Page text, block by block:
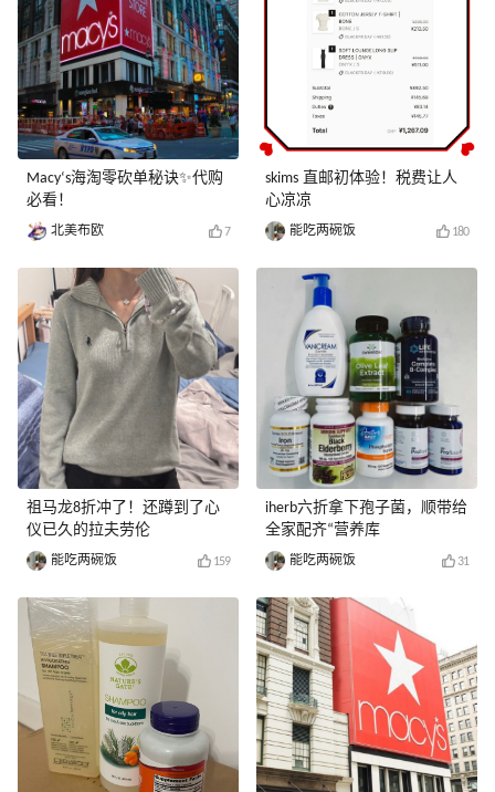
Macy‘s海淘零砍单秘诀✨代购
必看！
北美布欧 7
祖马龙8折冲了！还蹲到了心
仪已久的拉夫劳伦
能吃两碗饭 159
skims 直邮初体验！税费让人
心凉凉
能吃两碗饭 180
iherb六折拿下孢子菌，顺带给
全家配齐“营养库
能吃两碗饭 31